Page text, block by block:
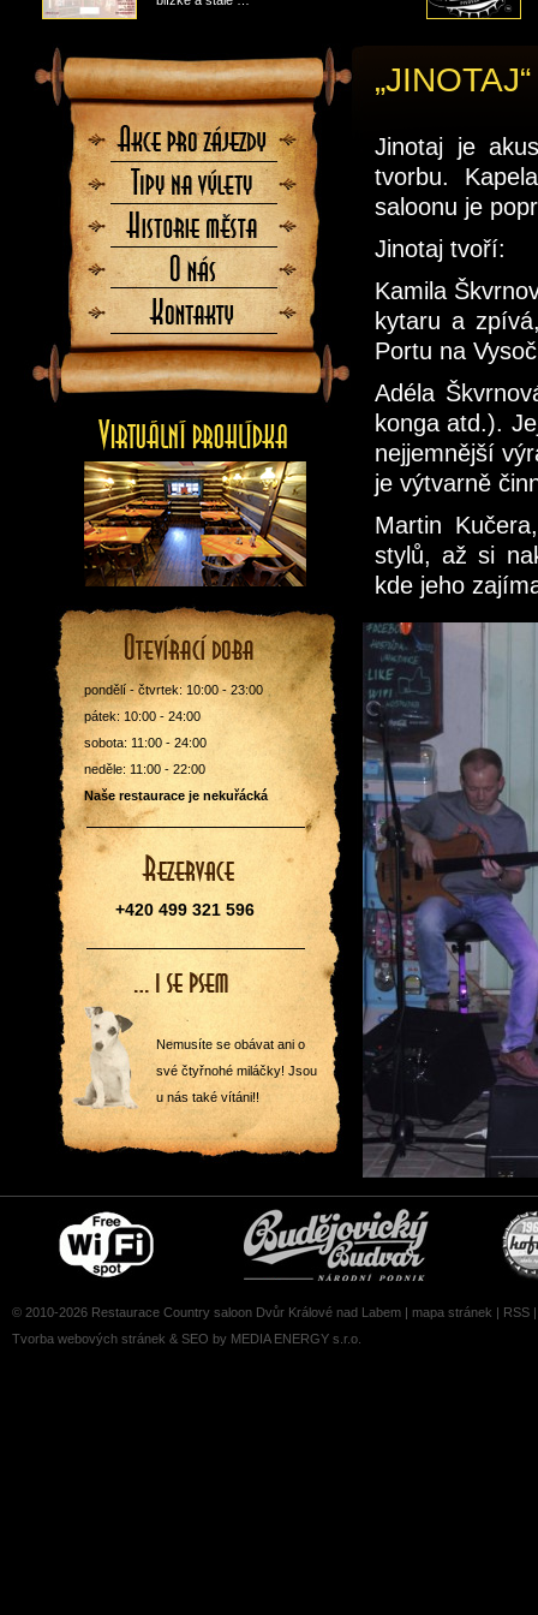
Jinotaj je
tvorbu.
saloonu je
Jinotaj tvoří:
Kamila
kytaru a
Portu na
Adéla
konga atd.).
nejjemnější
je výtvarně
Martin
stylů, až si
kde jeho
Akce
pro
zájezdy
Tipy
výlety
Historie
města
nás
Kontaktujte
nás
pondělí - čtvrtek: 10:00 - 23:00
pátek: 10:00 - 24:00
sobota: 11:00 - 24:00
neděle: 11:00 - 22:00
Naše restaurace je nekuřácká
+420 499 321 596
Nemusíte se obávat ani o
své čtyřnohé miláčky! Jsou
u nás také vítáni!!
© 2010-2026 Restaurace Country saloon Dvůr Králové nad Labem | mapa stránek | RSS
Tvorba webových stránek & SEO by MEDIA ENERGY s.r.o.